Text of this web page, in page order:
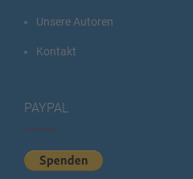
Unsere Autoren
Kontakt
PAYPAL